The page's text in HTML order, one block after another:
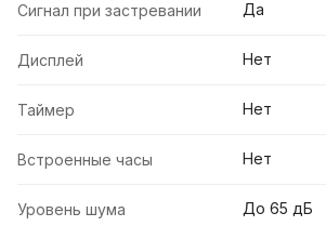
Сигнал при застревании Да
Дисплей Нет
Таймер Нет
Встроенные часы Нет
Уровень шума До 65 дБ